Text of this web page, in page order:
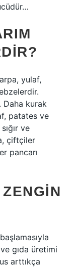
yulaf,
Daha kurak
patates ve
ve
çiftçiler
pancarı
gıda üretimi
arttıkça